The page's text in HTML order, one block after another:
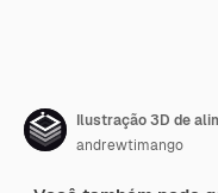
Ilustração 3D de
andrewtimango